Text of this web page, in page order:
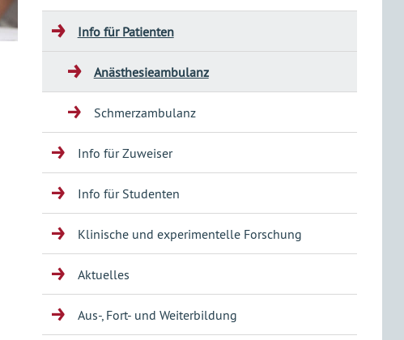
Info für Patienten
Anästhesieambulanz
Schmerzambulanz
Info für Zuweiser
Info für Studenten
Klinische und experimentelle Forschung
Aktuelles
Aus-, Fort- und Weiterbildung